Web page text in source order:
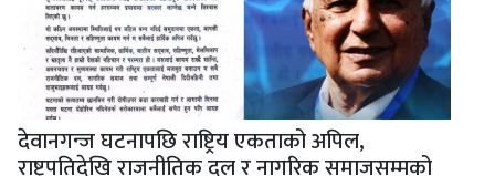
देवानगन्ज घटनापछि राष्ट्रिय एकताको अपिल,
राष्ट्रपतिदेखि राजनीतिक दल र नागरिक समाजसम्मको